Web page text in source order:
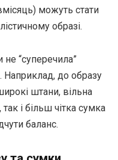
можуть стати
образі.
“суперечила”
Наприклад, до образу
штани, вільна
і більш чітка сумка
баланс.